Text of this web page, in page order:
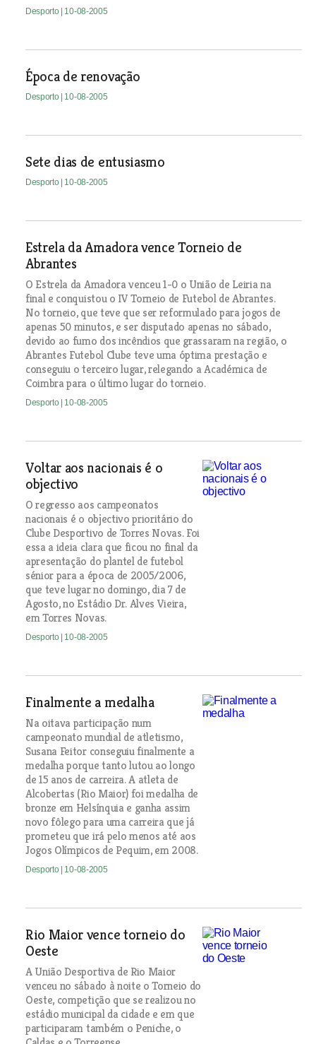
Desporto | 10-08-2005
Época de renovação
Desporto | 10-08-2005
Sete dias de entusiasmo
Desporto | 10-08-2005
Estrela da Amadora vence Torneio de
Abrantes
O Estrela da Amadora venceu 1-0 o União de Leiria na
final e conquistou o IV Torneio de Futebol de Abrantes.
No torneio, que teve que ser reformulado para jogos de
apenas 50 minutos, e ser disputado apenas no sábado,
devido ao fumo dos incêndios que grassaram na região, o
Abrantes Futebol Clube teve uma óptima prestação e
conseguiu o terceiro lugar, relegando a Académica de
Coimbra para o último lugar do torneio.
Desporto | 10-08-2005
Voltar aos nacionais é o
objectivo
O regresso aos campeonatos
nacionais é o objectivo prioritário do
Clube Desportivo de Torres Novas. Foi
essa a ideia clara que ficou no final da
apresentação do plantel de futebol
sénior para a época de 2005/2006,
que teve lugar no domingo, dia 7 de
Agosto, no Estádio Dr. Alves Vieira,
em Torres Novas.
Desporto | 10-08-2005
Finalmente a medalha
Na oitava participação num
campeonato mundial de atletismo,
Susana Feitor conseguiu finalmente a
medalha porque tanto lutou ao longo
de 15 anos de carreira. A atleta de
Alcobertas (Rio Maior) foi medalha de
bronze em Helsínquia e ganha assim
novo fôlego para uma carreira que já
prometeu que irá pelo menos até aos
Jogos Olímpicos de Pequim, em 2008.
Desporto | 10-08-2005
Rio Maior vence torneio do
Oeste
A União Desportiva de Rio Maior
venceu no sábado à noite o Torneio do
Oeste, competição que se realizou no
estádio municipal da cidade e em que
participaram também o Peniche, o